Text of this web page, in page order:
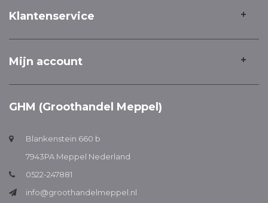
Klantenservice
Mijn account
GHM (Groothandel Meppel)
Blankenstein 660 b
7943PA Meppel Nederland
0522-247881
info@groothandelmeppel.nl